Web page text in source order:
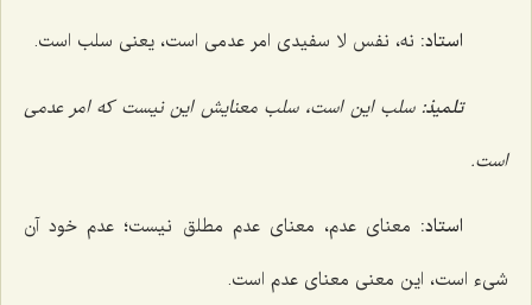
استاد: نه، نفس لا سفیدى امر عدمى است، یعنى سلب است.
تلمیذ:سلب این است، سلب معنایش این نیست كه امر عدمى
است.
استاد: معناى عدم، معناى عدم مطلق نیست؛ عدم خود آن
شیء است، این معنی معناى عدم است.